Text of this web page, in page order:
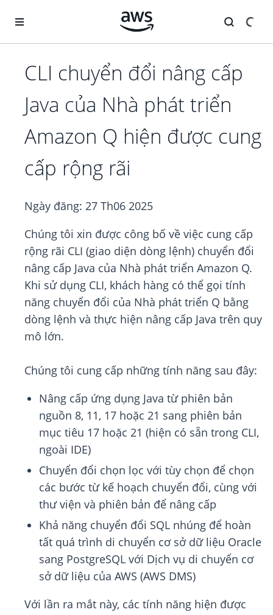
CLI chuyển đổi nâng cấp
Java của Nhà phát triển
Amazon Q hiện được cung
cấp rộng rãi
Ngày đăng: 27 Th06 2025
Chúng tôi xin được công bố về việc cung cấp
rộng rãi CLI (giao diện dòng lệnh) chuyển đổi
nâng cấp Java của Nhà phát triển Amazon Q.
Khi sử dụng CLI, khách hàng có thể gọi tính
năng chuyển đổi của Nhà phát triển Q bằng
dòng lệnh và thực hiện nâng cấp Java trên quy
mô lớn.
Chúng tôi cung cấp những tính năng sau đây:
Nâng cấp ứng dụng Java từ phiên bản
nguồn 8, 11, 17 hoặc 21 sang phiên bản
mục tiêu 17 hoặc 21 (hiện có sẵn trong CLI,
ngoài IDE)
Chuyển đổi chọn lọc với tùy chọn để chọn
các bước từ kế hoạch chuyển đổi, cùng với
thư viện và phiên bản để nâng cấp
Khả năng chuyển đổi SQL nhúng để hoàn
tất quá trình di chuyển cơ sở dữ liệu Oracle
sang PostgreSQL với Dịch vụ di chuyển cơ
sở dữ liệu của AWS (AWS DMS)
Với lần ra mắt này, các tính năng hiện được